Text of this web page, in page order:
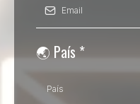
🌏 País *
País